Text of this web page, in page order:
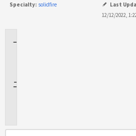
Specialty: solidfire
Last
12/12/2022,